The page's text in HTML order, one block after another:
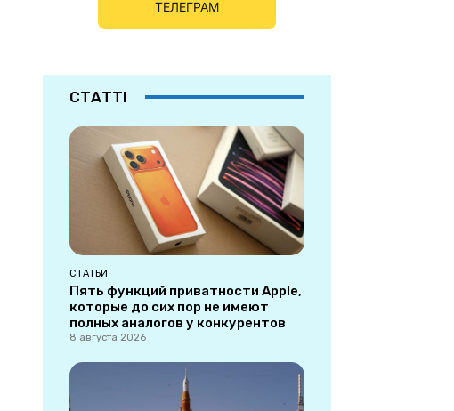
ТЕЛЕГРАМ
СТАТТІ
СТАТЬИ
Пять функций приватности Apple,
которые до сих пор не имеют
полных аналогов у конкурентов
8 августа 2026